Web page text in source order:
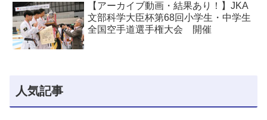
【アーカイブ動画・結果あり！】JKA
文部科学大臣杯第68回小学生・中学生
全国空手道選手権大会 開催
人気記事